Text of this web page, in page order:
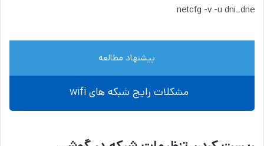
netcfg -v -u dni_dne
پیشنهاد مطالعه
مشکلات رایج شبکه های wifi